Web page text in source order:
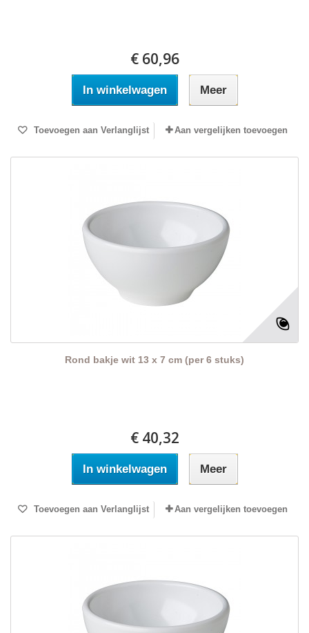
€ 60,96
In winkelwagen Meer
Toevoegen aan Verlanglijst Aan vergelijken toevoegen
Rond bakje wit 13 x 7 cm (per 6 stuks)
€ 40,32
In winkelwagen Meer
Toevoegen aan Verlanglijst Aan vergelijken toevoegen